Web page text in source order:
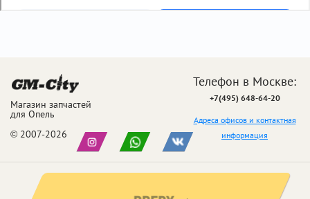
Магазин запчастей
для Опель
© 2007-2026
Телефон в Москве:
+7(495) 648-64-20
Адреса офисов и контактная
информация